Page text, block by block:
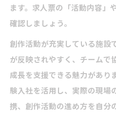
ます。求人票の「活動内容」
確認しましょう。
創作活動が充実している施設
が反映されやすく、チームで
成長を支援できる魅力があり
験入社を活用し、実際の現場
携、創作活動の進め方を自分